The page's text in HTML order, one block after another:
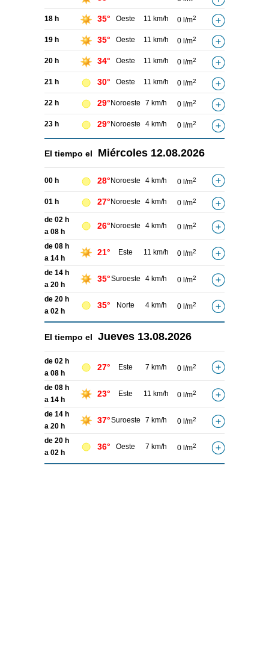
18 h 35° Oeste 11 km/h 0 l/m2
19 h 35° Oeste 11 km/h 0 l/m2
20 h 34° Oeste 11 km/h 0 l/m2
21 h 30° Oeste 11 km/h 0 l/m2
22 h 29° Noroeste 7 km/h 0 l/m2
23 h 29° Noroeste 4 km/h 0 l/m2
El tiempo el Miércoles 12.08.2026
00 h 28° Noroeste 4 km/h 0 l/m2
01 h 27° Noroeste 4 km/h 0 l/m2
de 02 h
a 08 h
26° Noroeste 4 km/h 0 l/m2
de 08 h
a 14 h
21° Este 11 km/h 0 l/m2
de 14 h
a 20 h
35°Suroeste 4 km/h 0 l/m2
de 20 h
a 02 h
35° Norte 4 km/h 0 l/m2
El tiempo el Jueves 13.08.2026
de 02 h
a 08 h
27° Este 7 km/h 0 l/m2
de 08 h
a 14 h
23° Este 11 km/h 0 l/m2
de 14 h
a 20 h
37°Suroeste 7 km/h 0 l/m2
de 20 h
a 02 h
36° Oeste 7 km/h 0 l/m2